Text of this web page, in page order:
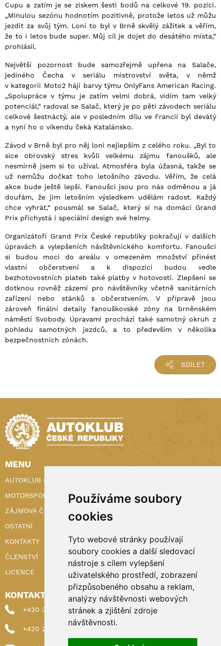
Používáme soubory
cookies
Tyto webové stránky používají
soubory cookies a další sledovací
nástroje s cílem vylepšení
uživatelského prostředí, zobrazení
přizpůsobeného obsahu a reklam,
analýzy návštěvnosti webových
stránek a zjištění zdroje
návštěvnosti.
Cupu a zatím je se ziskem šesti bodů na celkové 19. pozici.
„Minulou sezónu hodnotím pozitivně, protože letos už můžu
jezdit za svůj tým. Loni to byl v Brně skvělý zážitek a věřím,
že to i letos bude super. Můj cíl je dojet do desátého místa,“
prohlásil.
Největší pozornost bude samozřejmě upřena na Salače,
jediného Čecha v seriálu mistrovství světa, v němž
v kategorii Moto2 hájí barvy týmu OnlyFans American Racing.
„Spolupráce v týmu je zatím velmi dobrá, vidím tam velký
potenciál,“ radoval se Salač, který je po pěti závodech seriálu
celkové šestnáctý, ale v posledním dílu ve Francii byl devátý
a nyní ho o víkendu čeká Katalánsko.
Závod v Brně byl pro něj loni nejlepším z celého roku. „Byl to
sice obrovský stres kvůli velkému zájmu fanoušků, ale
nesmírně jsem si to užíval. Atmosféra byla úžasná, takže se
už nemůžu dočkat toho letošního závodu. Věřím, že celá
akce bude ještě lepší. Fanoušci jsou pro nás odměnou a já
doufám, že jim letošním výsledkem udělám radost. Každý
chce vyhrát,“ pousmál se Salač, který si na domácí Grand
Prix přichystá i speciální design své helmy.
Organizátoři Grand Prix České republiky pokračují v dalších
úpravách a vylepšeních návštěvnického komfortu. Fanoušci
si budou moci do areálu v omezeném množství přinést
vlastní občerstvení a k dispozici budou vedle
bezhotovostních plateb také platby v hotovosti. Zlepšení se
dotknou rovněž zázemí pro návštěvníky včetně sanitárních
zařízení nebo stánků s občerstvením. V přípravě jsou
zároveň finální detaily fanouškovské zóny na brněnském
náměstí Svobody. Úpravami prochází také samotný okruh z
pohledu samotných jezdců, a to především v několika
bezpečnostních zónách.
SDÍLET
MENU
AUTOKLUB ČR
MOTORSPORT
ZÁJMOVÁ ČINNOST
OSTATNÍ
KONTAKTY
ČLENSTVÍ
LICENCE
KONTAKTY
+420 222 898 224 (sekretariat)
+420 222 898 221 (členství)